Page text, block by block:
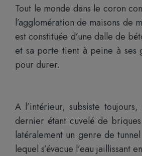
Tout le monde dans le coron
l’agglomération de maisons
est constituée d’une dalle de
et sa porte tient à peine à ses
pour durer.
A l’intérieur, subsiste
dernier étant cuvelé de
latéralement un genre de
lequel s’évacue l’eau jaillissant